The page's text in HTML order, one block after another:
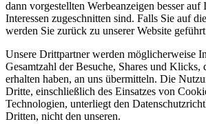
dann vorgestellten Werbeanzeigen besser
Interessen zugeschnitten sind. Falls Sie auf
werden Sie zurück zu unserer Website
Unsere Drittpartner werden möglicherweise
Gesamtzahl der Besuche, Shares und Klicks,
erhalten haben, an uns übermitteln. Die
Dritte, einschließlich des Einsatzes von
Technologien, unterliegt den
Dritten, nicht den unseren.